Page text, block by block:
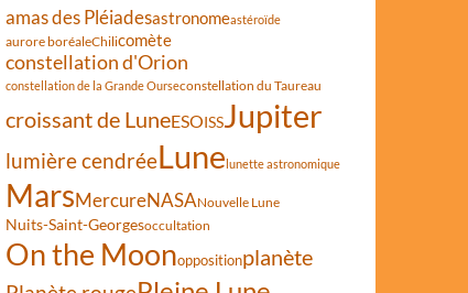
amas des Pléiadesastronomeastéroïde
aurore boréaleChilicomète
constellation d'Orion
constellation de la Grande Ourseconstellation du Taureau
croissant de LuneESOISSJupiter
lumière cendréeLunelunette astronomique
MarsMercureNASANouvelle Lune
Nuits-Saint-Georgesoccultation
On the Moonoppositionplanète